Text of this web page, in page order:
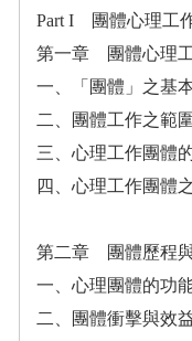
Part I 團體心理工
第一章 團體心理
一、「團體」之基
二、團體工作之範
三、心理工作團體
四、心理工作團體
第二章 團體歷程
一、心理團體的功
二、團體衝擊與效